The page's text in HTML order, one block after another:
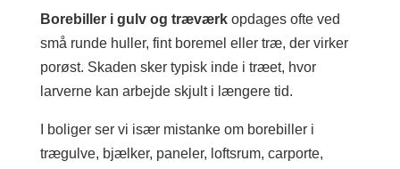
Borebiller i gulv og træværkopdages ofte ved
små runde huller, fint boremel eller træ, der virker
porøst. Skaden sker typisk inde i træet, hvor
larverne kan arbejde skjult i længere tid.
I boliger ser vi især mistanke om borebiller i
trægulve, bjælker, paneler, loftsrum, carporte,